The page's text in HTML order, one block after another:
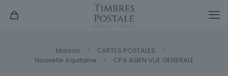
Maison
CARTES POSTALES
Nouvelle Aquitaine
CPA AGEN VUE GENERALE